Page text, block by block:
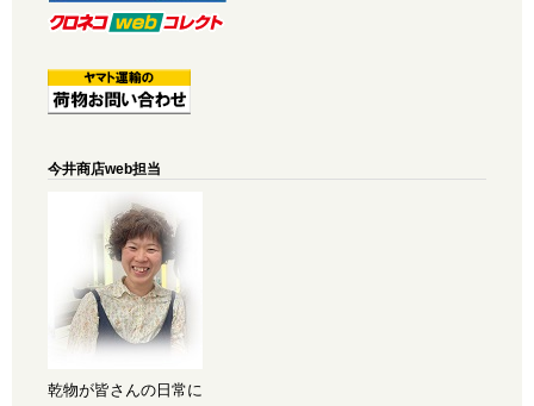
今井商店web担当
乾物が皆さんの日常に